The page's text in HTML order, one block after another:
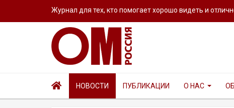
Журнал для тех, кто помогает хорошо видеть и
НОВОСТИ ПУБЛИКАЦИИ О НАС